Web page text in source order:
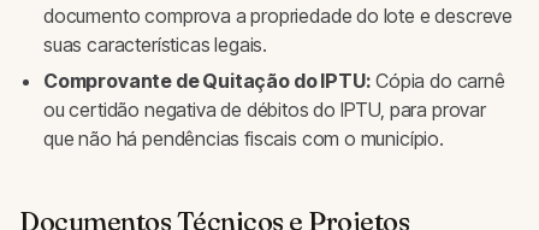
documento comprova a propriedade do lote e descreve
suas características legais.
Comprovante de Quitação do IPTU: Cópia do carnê
ou certidão negativa de débitos do IPTU, para provar
que não há pendências fiscais com o município.
Documentos Técnicos e Projetos